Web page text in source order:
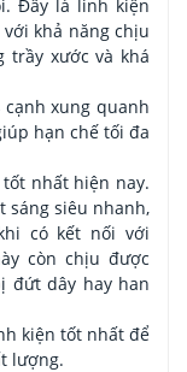
Đây là linh kiện
khả năng chịu
trầy xước và khá
xung quanh
hạn chế tối đa
nhất hiện nay.
sáng siêu nhanh,
có kết nối với
còn chịu được
đứt dây hay han
kiện tốt nhất để
lượng.